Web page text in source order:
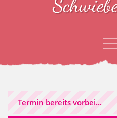
Termin bereits vorbei...